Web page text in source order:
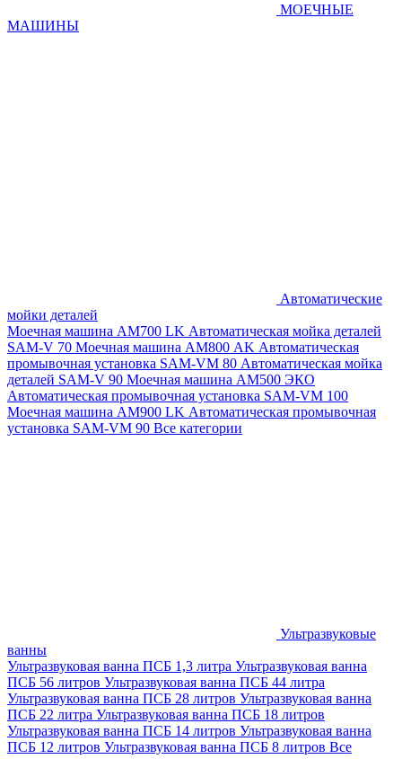
МОЕЧНЫЕ
МАШИНЫ
Автоматические
мойки деталей
Моечная машина AM700 LK Автоматическая мойка деталей
SAM-V 70 Моечная машина АМ800 AK Автоматическая
промывочная установка SAM-VM 80 Автоматическая мойка
деталей SAM-V 90 Моечная машина АМ500 ЭКО
Автоматическая промывочная установка SAM-VM 100
Моечная машина AM900 LK Автоматическая промывочная
установка SAM-VM 90 Все категории
Ультразвуковые
ванны
Ультразвуковая ванна ПСБ 1,3 литра Ультразвуковая ванна
ПСБ 56 литров Ультразвуковая ванна ПСБ 44 литра
Ультразвуковая ванна ПСБ 28 литров Ультразвуковая ванна
ПСБ 22 литра Ультразвуковая ванна ПСБ 18 литров
Ультразвуковая ванна ПСБ 14 литров Ультразвуковая ванна
ПСБ 12 литров Ультразвуковая ванна ПСБ 8 литров Все